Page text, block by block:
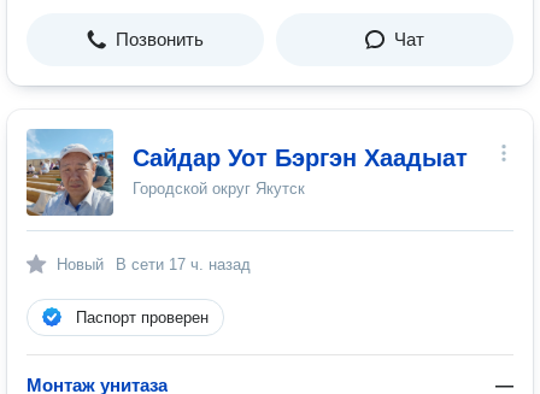
Позвонить Чат
Сайдар Уот Бэргэн Хаадыат
Городской округ Якутск
Новый В сети 17 ч. назад
Паспорт проверен
Монтаж унитаза —